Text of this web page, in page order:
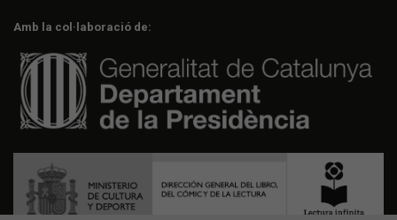
Amb la col·laboració de: